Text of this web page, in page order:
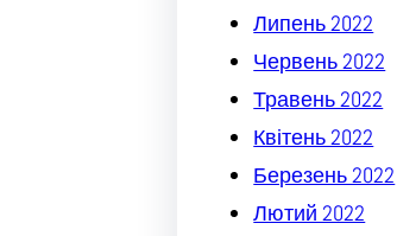
Липень 2022
Червень 2022
Травень 2022
Квітень 2022
Березень 2022
Лютий 2022